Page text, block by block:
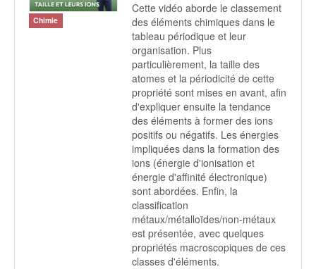
Chimie
Cette vidéo aborde le classement
des éléments chimiques dans le
tableau périodique et leur
organisation. Plus
particulièrement, la taille des
atomes et la périodicité de cette
propriété sont mises en avant, afin
d'expliquer ensuite la tendance
des éléments à former des ions
positifs ou négatifs. Les énergies
impliquées dans la formation des
ions (énergie d'ionisation et
énergie d'affinité électronique)
sont abordées. Enfin, la
classification
métaux/métalloïdes/non-métaux
est présentée, avec quelques
propriétés macroscopiques de ces
classes d'éléments.